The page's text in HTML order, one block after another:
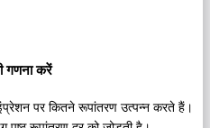
गणना करें
पर कितने रूपांतरण उत्पन्न करते हैं।